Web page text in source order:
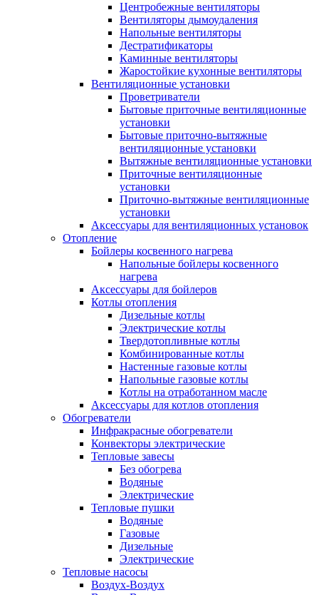
Центробежные вентиляторы
Вентиляторы дымоудаления
Напольные вентиляторы
Дестратификаторы
Каминные вентиляторы
Жаростойкие кухонные вентиляторы
Вентиляционные установки
Проветриватели
Бытовые приточные вентиляционные
установки
Бытовые приточно-вытяжные
вентиляционные установки
Вытяжные вентиляционные установки
Приточные вентиляционные
установки
Приточно-вытяжные вентиляционные
установки
Аксессуары для вентиляционных установок
Отопление
Бойлеры косвенного нагрева
Напольные бойлеры косвенного
нагрева
Аксессуары для бойлеров
Котлы отопления
Дизельные котлы
Электрические котлы
Твердотопливные котлы
Комбинированные котлы
Настенные газовые котлы
Напольные газовые котлы
Котлы на отработанном масле
Аксессуары для котлов отопления
Обогреватели
Инфракрасные обогреватели
Конвекторы электрические
Тепловые завесы
Без обогрева
Водяные
Электрические
Тепловые пушки
Водяные
Газовые
Дизельные
Электрические
Тепловые насосы
Воздух-Воздух